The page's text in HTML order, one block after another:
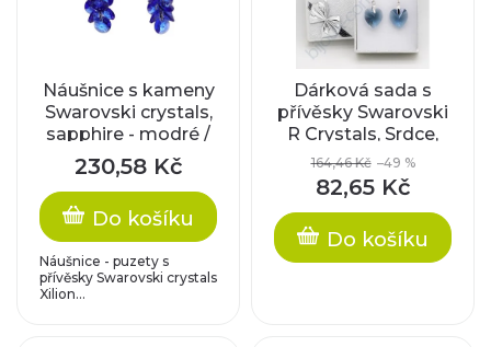
Náušnice s kameny
Swarovski crystals,
sapphire - modré /
komponenty z
nerez oceli
230,58 Kč
Do košíku
Náušnice - puzety s
přívěsky Swarovski crystals
Xilion...
Dárková sada s
přívěsky Swarovski
R Crystals, Srdce,
denim blue /
rhodiované
komponenty
164,46 Kč –49 %
82,65 Kč
Do košíku